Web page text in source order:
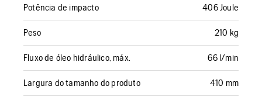
Potência de impacto 406 Joule
Peso 210 kg
Fluxo de óleo hidráulico, máx. 66 l/min
Largura do tamanho do produto 410 mm